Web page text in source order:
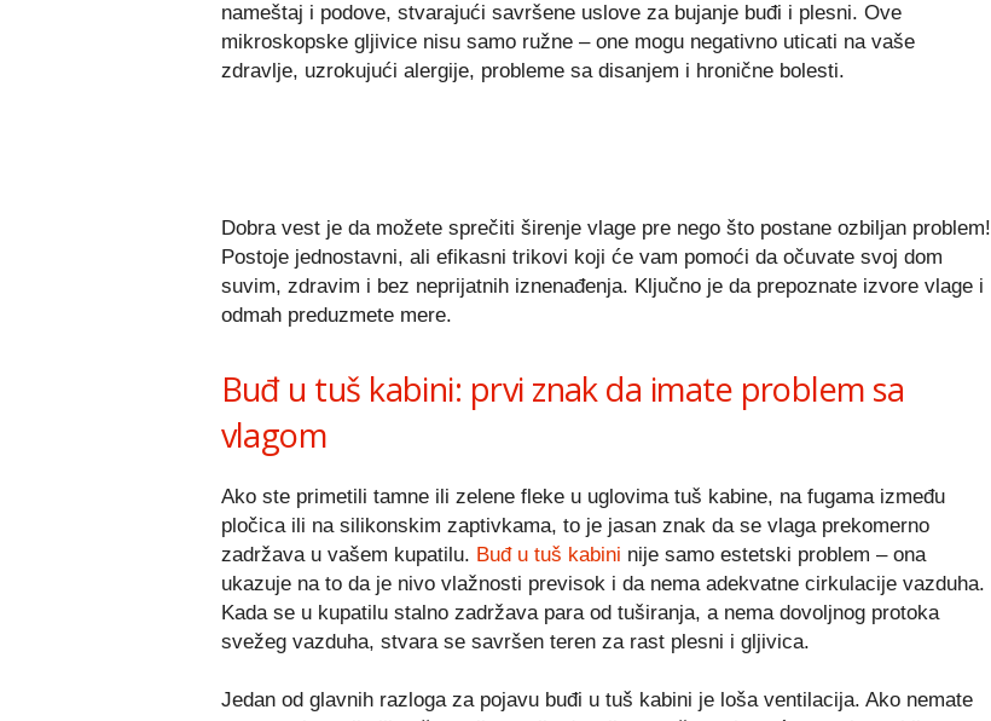
nameštaj i podove, stvarajući savršene uslove za bujanje buđi i plesni. Ove
mikroskopske gljivice nisu samo ružne – one mogu negativno uticati na vaše
zdravlje, uzrokujući alergije, probleme sa disanjem i hronične bolesti.
Dobra vest je da možete sprečiti širenje vlage pre nego što postane ozbiljan problem!
Postoje jednostavni, ali efikasni trikovi koji će vam pomoći da očuvate svoj dom
suvim, zdravim i bez neprijatnih iznenađenja. Ključno je da prepoznate izvore vlage i
odmah preduzmete mere.
Buđ u tuš kabini: prvi znak da imate problem sa
vlagom
Ako ste primetili tamne ili zelene fleke u uglovima tuš kabine, na fugama između
pločica ili na silikonskim zaptivkama, to je jasan znak da se vlaga prekomerno
zadržava u vašem kupatilu. Buđ u tuš kabini nije samo estetski problem – ona
ukazuje na to da je nivo vlažnosti previsok i da nema adekvatne cirkulacije vazduha.
Kada se u kupatilu stalno zadržava para od tuširanja, a nema dovoljnog protoka
svežeg vazduha, stvara se savršen teren za rast plesni i gljivica.
Jedan od glavnih razloga za pojavu buđi u tuš kabini je loša ventilacija. Ako nemate